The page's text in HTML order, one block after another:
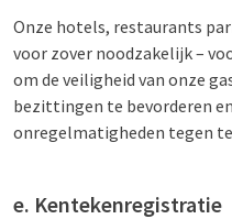
Onze hotels, restaurants
voor zover noodzakelijk –
om de veiligheid van onze
bezittingen te bevorderen
onregelmatigheden tegen
e. Kentekenregistratie